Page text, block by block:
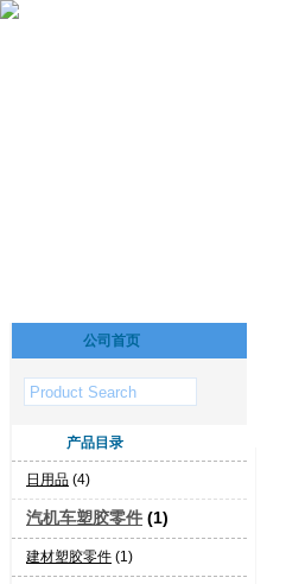
公司首页
产品目录
日用品 (4)
汽机车塑胶零件 (1)
建材塑胶零件 (1)